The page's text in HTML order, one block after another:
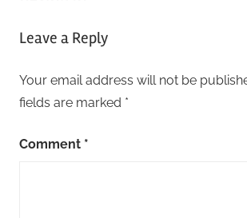
navigation
Leave a Reply
Your email address will not be
fields are marked *
Comment *